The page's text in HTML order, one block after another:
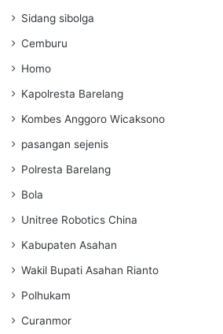
Sidang sibolga
Cemburu
Homo
Kapolresta Barelang
Kombes Anggoro Wicaksono
pasangan sejenis
Polresta Barelang
Bola
Unitree Robotics China
Kabupaten Asahan
Wakil Bupati Asahan Rianto
Polhukam
Curanmor